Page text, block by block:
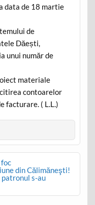
data de 18 martie
de
Dăești,
unui număr de
materiale
contoarelor
facturare. ( L.L.)
din Călimăneşti!
s-au